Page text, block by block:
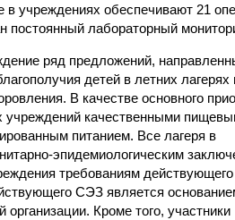
учреждениях обеспечивают 21
постоянный лабораторный
ряд предложений,
детей в летних лагерях
В качестве основного
качественными
питанием. Все лагеря в
эпидемиологическим
требованиям действующего
СЭЗ является
Кроме того, участники